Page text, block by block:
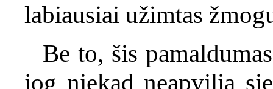
labiausiai užimtas
Be to, šis
jog niekad neapvilia